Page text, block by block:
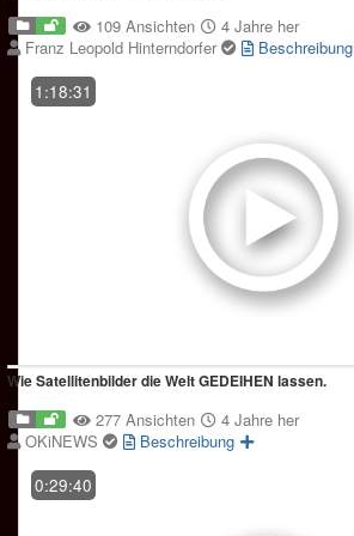
109 Ansichten
4 Jahre her
Franz Leopold Hinterndorfer
Beschreibung
1:18:31
Wie Satellitenbilder die Welt GEDEIHEN lassen.
277 Ansichten
4 Jahre her
OKiNEWS
Beschreibung
0:29:40